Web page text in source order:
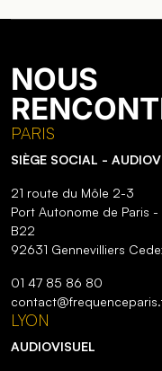
NOUS
PARIS
SIÈGE SOCIAL -
21 route du Môle 2-3
Port Autonome de Paris -
B22
92631 Gennevilliers
01 47 85 86 80
LYON
AUDIOVISUEL